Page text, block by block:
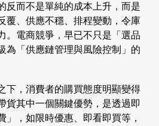
反而不是單純的成本上升，而是
覆、供應不穩、排程變動，令庫
。電商競爭，早已不只是「選品
為「供應鏈管理與風險控制」的
下，消費者的購買態度明顯變得
貨其中一個關鍵優勢，是透過即
」，如限時優惠、即看即買等，